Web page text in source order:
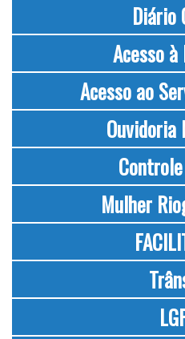
Diário
Acesso à
Acesso ao
Ouvidoria
Mulher